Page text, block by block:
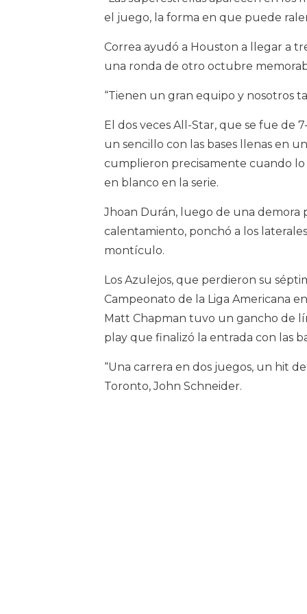
el juego, la forma en que puede
Correa ayudó a Houston a llegar a
una ronda de otro octubre
“Tienen un gran equipo y nosotros
El dos veces All-Star, que se fue de
un sencillo con las bases llenas en
cumplieron precisamente cuando lo
en blanco en la serie.
Jhoan Durán, luego de una
calentamiento, ponchó a los
montículo.
Los Azulejos, que perdieron su
Campeonato de la Liga Americana
Matt Chapman tuvo un gancho de
play que finalizó la entrada con las
“Una carrera en dos juegos, un hit
Toronto, John Schneider.